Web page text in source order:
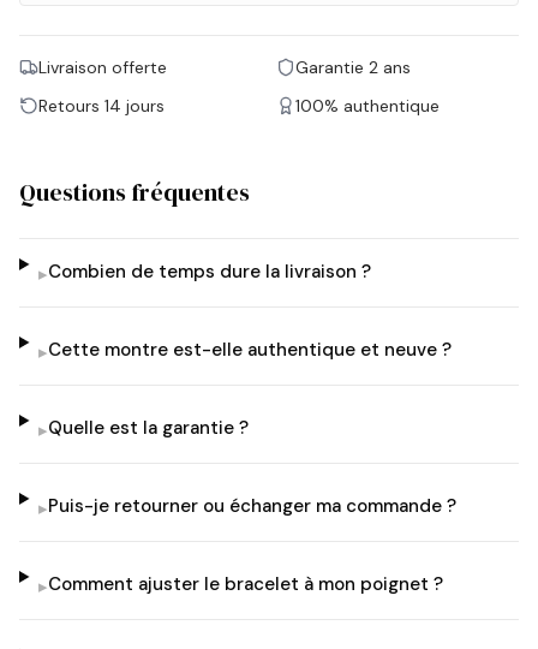
Livraison offerte
Garantie 2 ans
Retours 14 jours
100% authentique
Questions fréquentes
▸Combien de temps dure la livraison ?
▸Cette montre est-elle authentique et neuve ?
▸Quelle est la garantie ?
▸Puis-je retourner ou échanger ma commande ?
▸Comment ajuster le bracelet à mon poignet ?